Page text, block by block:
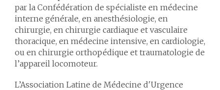
par la Confédération de spécialiste en médecine
interne générale, en anesthésiologie, en
chirurgie, en chirurgie cardiaque et vasculaire
thoracique, en médecine intensive, en cardiologie,
ou en chirurgie orthopédique et traumatologie de
l’appareil locomoteur.
L’Association Latine de Médecine d'Urgence